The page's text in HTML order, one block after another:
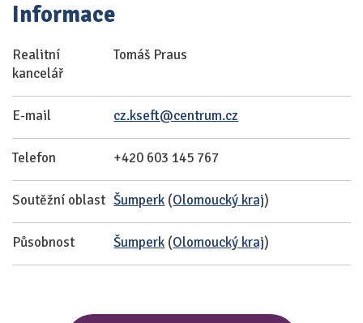
Informace
Realitní
kancelář
Tomáš Praus
E-mail cz.kseft@centrum.cz
Telefon +420 603 145 767
Soutěžní oblast Šumperk (Olomoucký kraj)
Působnost Šumperk (Olomoucký kraj)